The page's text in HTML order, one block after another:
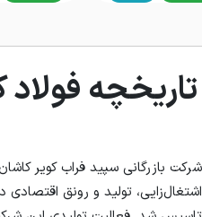
تاریخچه فولاد
اشتغال‌زایی، تولید و رونق